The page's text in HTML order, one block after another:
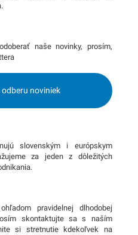
naše novinky, prosím,
noviniek
slovenským i európskym
za jeden z dôležitých
pravidelnej dlhodobej
skontaktujte sa s naším
si stretnutie kdekoľvek na